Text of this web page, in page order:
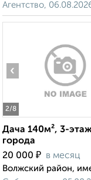
Агентство,
2/8
‹
Дача 140м², 3-
города
20 000 ₽ в месяц
Волжский район,